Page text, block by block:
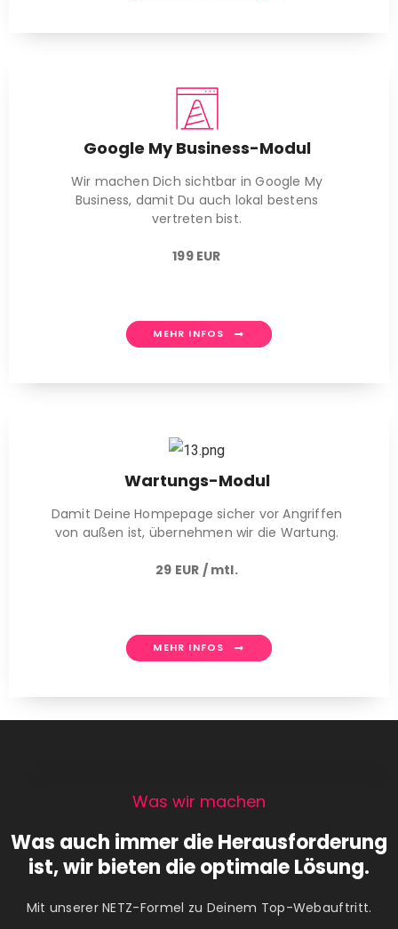
Google My Business-Modul
Wir machen Dich sichtbar in Google My
Business, damit Du auch lokal bestens
vertreten bist.
199 EUR
MEHR INFOS
Wartungs-Modul
Damit Deine Hompepage sicher vor Angriffen
von außen ist, übernehmen wir die Wartung.
29 EUR / mtl.
MEHR INFOS
Was wir machen
Was auch immer die Herausforderung
ist, wir bieten die optimale Lösung.
Mit unserer NETZ-Formel zu Deinem Top-Webauftritt.